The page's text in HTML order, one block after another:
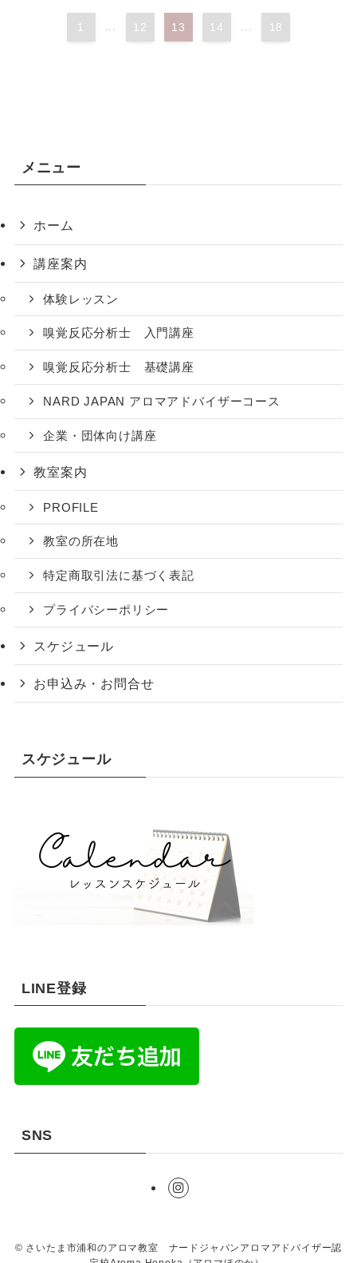
1 12 13 14 18
メニュー
ホーム
講座案内
体験レッスン
嗅覚反応分析士 入門講座
嗅覚反応分析士 基礎講座
NARD JAPAN アロマアドバイザーコース
企業・団体向け講座
教室案内
PROFILE
教室の所在地
特定商取引法に基づく表記
プライバシーポリシー
スケジュール
お申込み・お問合せ
スケジュール
LINE登録
SNS
© さいたま市浦和のアロマ教室 ナードジャパンアロマアドバイザー認